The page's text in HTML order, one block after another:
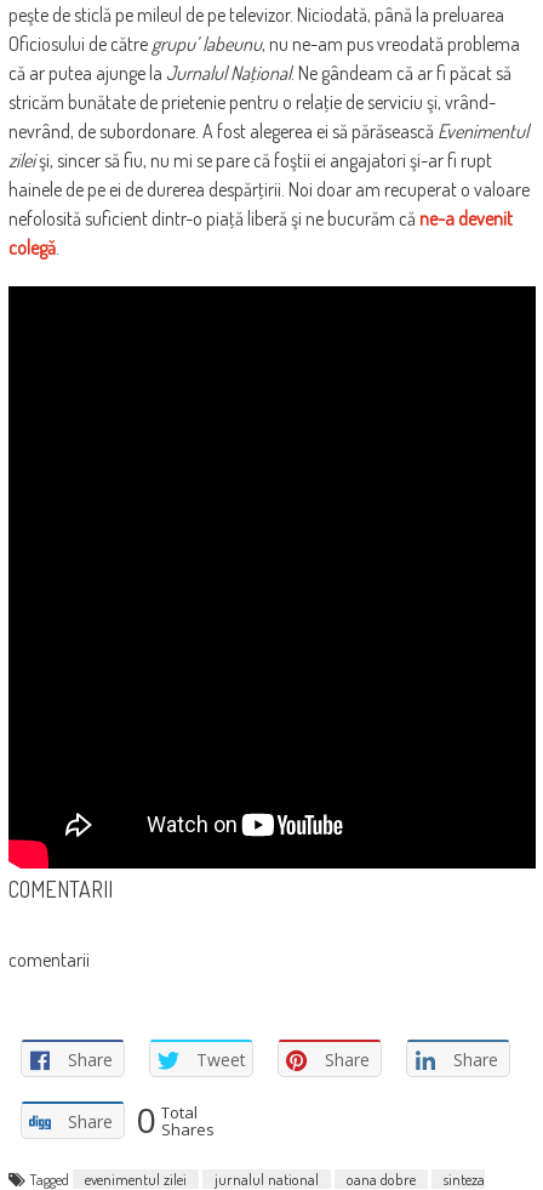
peşte de sticlă pe mileul de pe televizor. Niciodată, până la preluarea
Oficiosului de către grupu’ labeunu, nu ne-am pus vreodată problema
că ar putea ajunge la Jurnalul Naţional. Ne gândeam că ar fi păcat să
stricăm bunătate de prietenie pentru o relaţie de serviciu şi, vrând-
nevrând, de subordonare. A fost alegerea ei să părăsească Evenimentul
zileişi, sincer să fiu, nu mi se pare că foştii ei angajatori şi-ar fi rupt
hainele de pe ei de durerea despărţirii. Noi doar am recuperat o valoare
nefolosită suficient dintr-o piaţă liberă şi ne bucurăm că ne-a devenit
colegă.
COMENTARII
comentarii
Share Tweet Share Share
Share 0 Total
Shares
Tagged evenimentul zilei jurnalul national oana dobre
sinteza